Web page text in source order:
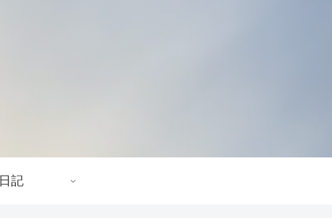
日記